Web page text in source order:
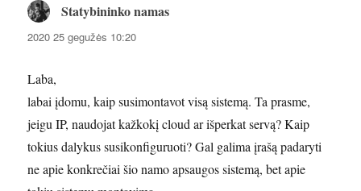
Statybininko namas
2020 25 gegužės 10:20
Laba,
labai įdomu, kaip susimontavot visą sistemą. Ta prasme,
jeigu IP, naudojat kažkokį cloud ar išperkat servą? Kaip
tokius dalykus susikonfiguruoti? Gal galima įrašą padaryti
ne apie konkrečiai šio namo apsaugos sistemą, bet apie